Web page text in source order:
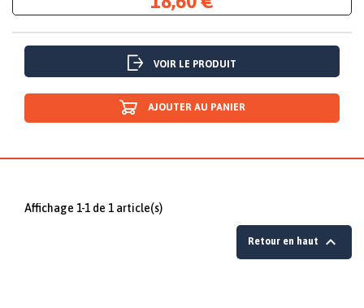
VOIR LE PRODUIT
AJOUTER AU PANIER
Affichage 1-1 de 1 article(s)
Retour en haut 